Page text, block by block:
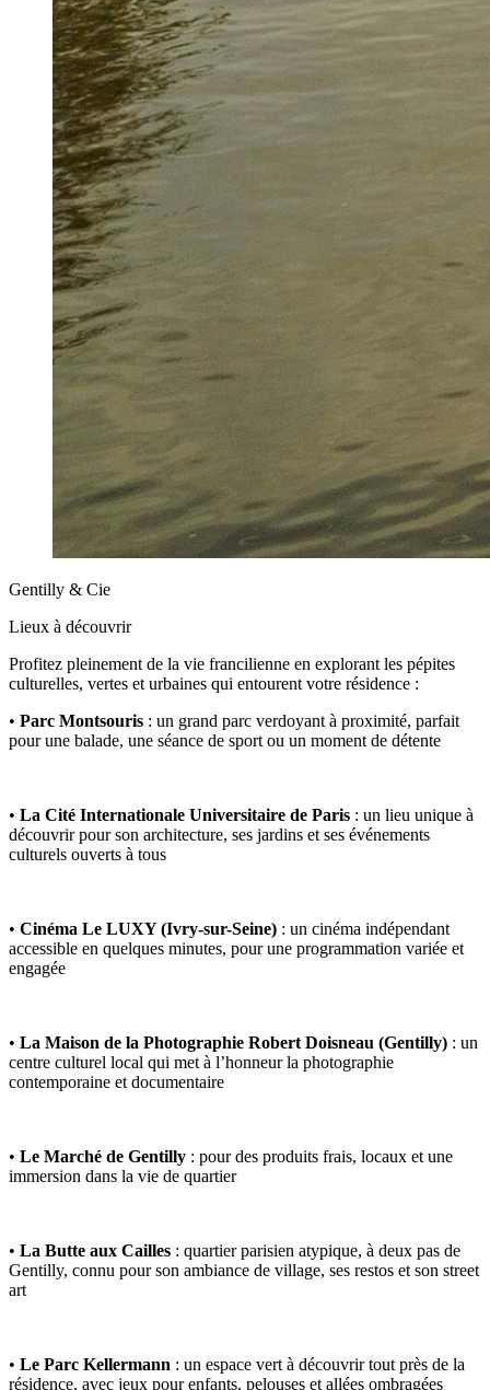
Gentilly & Cie
Lieux à découvrir
Profitez pleinement de la vie francilienne en explorant les pépites
culturelles, vertes et urbaines qui entourent votre résidence :
• Parc Montsouris : un grand parc verdoyant à proximité, parfait
pour une balade, une séance de sport ou un moment de détente
• La Cité Internationale Universitaire de Paris : un lieu unique à
découvrir pour son architecture, ses jardins et ses événements
culturels ouverts à tous
• Cinéma Le LUXY (Ivry-sur-Seine) : un cinéma indépendant
accessible en quelques minutes, pour une programmation variée et
engagée
• La Maison de la Photographie Robert Doisneau (Gentilly) : un
centre culturel local qui met à l’honneur la photographie
contemporaine et documentaire
• Le Marché de Gentilly : pour des produits frais, locaux et une
immersion dans la vie de quartier
• La Butte aux Cailles : quartier parisien atypique, à deux pas de
Gentilly, connu pour son ambiance de village, ses restos et son street
art
• Le Parc Kellermann : un espace vert à découvrir tout près de la
résidence, avec jeux pour enfants, pelouses et allées ombragées